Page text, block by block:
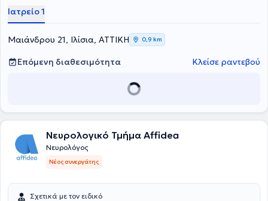
Ιατρείο 1
Μαιάνδρου 21, Ιλίσια, ΑΤΤΙΚΗ 0,9 km
Επόμενη διαθεσιμότητα Κλείσε ραντεβού
Νευρολογικό Τμήμα Affidea
Νευρολόγος
Νέος συνεργάτης
Σχετικά με τον ειδικό